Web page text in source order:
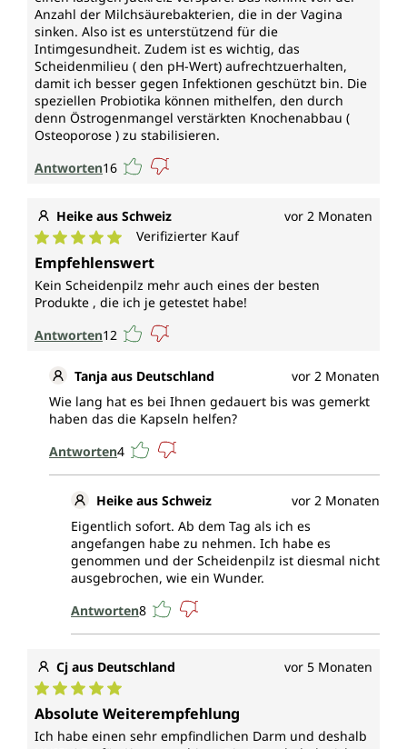
Vegan und ohne folgende Zusatzstoffe
Vegane Kapselhülle aus reiner pflanzlicher Cellulose
(HPMC), frei von Carrageen und PEG.
„Uniflora für Sie" von Unimedica ist, entsprechend
gesetzlichen Vorgaben, frei von
Farbstoffe, Stabilisatoren, Trennmittel wie
glutenfrei und vegan.
Anzahl der Milchsäurebakterien, die in der Vagina
sinken. Also ist es unterstützend für die
Intimgesundheit. Zudem ist es wichtig, das
Scheidenmilieu ( den pH-Wert) aufrechtzuerhalten,
damit ich besser gegen Infektionen geschützt bin. Die
speziellen Probiotika können mithelfen, den durch
denn Östrogenmangel verstärkten Knochenabbau (
Osteoporose ) zu stabilisieren.
Antworten16
Heike aus Schweiz vor 2 Monaten
Durchschnittliche Bewertung von 5 von 5 Sternen
Verifizierter Kauf
Empfehlenswert
Kein Scheidenpilz mehr auch eines der besten
Produkte , die ich je getestet habe!
Antworten12
Tanja aus Deutschland
vor 2 Monaten
Wie lang hat es bei Ihnen gedauert bis was gemerkt
haben das die Kapseln helfen?
Antworten4
Heike aus Schweiz
vor 2 Monaten
Eigentlich sofort. Ab dem Tag als ich es
angefangen habe zu nehmen. Ich habe es
genommen und der Scheidenpilz ist diesmal nicht
ausgebrochen, wie ein Wunder.
Antworten8
Cj aus Deutschland vor 5 Monaten
Durchschnittliche Bewertung von 5 von 5 Sternen
Absolute Weiterempfehlung
Ich habe einen sehr empfindlichen Darm und deshalb